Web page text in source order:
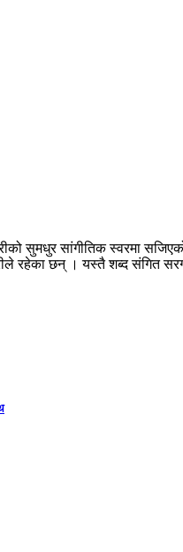
सुमधुर सांगीतिक स्वरमा
रहेका छन् । यस्तै शब्द संगित